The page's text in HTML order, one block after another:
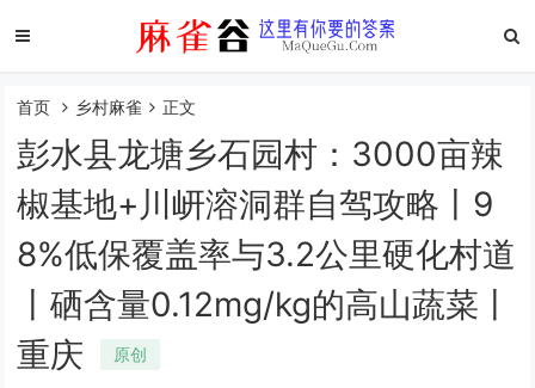
首页 乡村麻雀 正文
彭水县龙塘乡石园村：3000亩辣
椒基地+川岍溶洞群自驾攻略丨9
8%低保覆盖率与3.2公里硬化村道
丨硒含量0.12mg/kg的高山蔬菜丨
重庆
原创